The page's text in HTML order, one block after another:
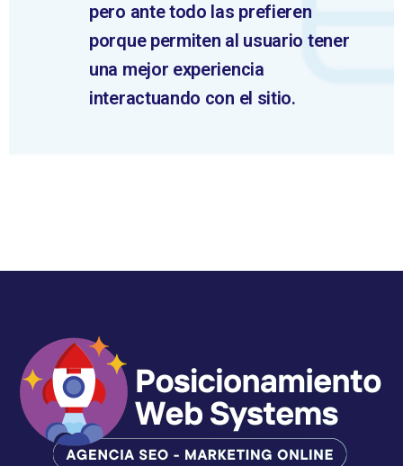
pero ante todo las prefieren
porque permiten al usuario tener
una mejor experiencia
interactuando con el sitio.